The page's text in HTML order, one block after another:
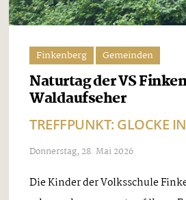
Finkenberg Gemeinden
Naturtag der VS
Waldaufseher
TREFFPUNKT: GLOCKE
Donnerstag, 28. Mai 2026
Die Kinder der Volksschule